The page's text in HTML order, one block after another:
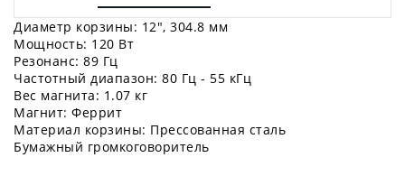
Диаметр корзины: 12", 304.8 мм
Мощность: 120 Вт
Резонанс: 89 Гц
Частотный диапазон: 80 Гц - 55 кГц
Вес магнита: 1.07 кг
Магнит: Феррит
Материал корзины: Прессованная сталь
Бумажный громкоговоритель